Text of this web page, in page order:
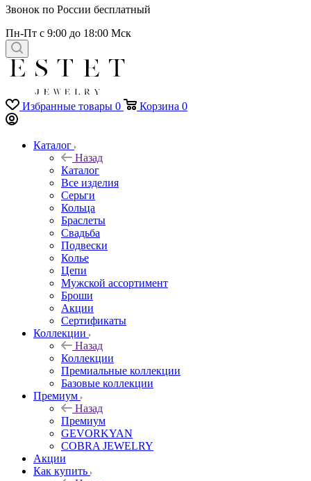
Звонок по России бесплатный
Пн-Пт с 9:00 до 18:00 Мск
Избранные товары 0 Корзина 0
Каталог
Назад
Каталог
Все изделия
Серьги
Кольца
Браслеты
Свадьба
Подвески
Колье
Цепи
Мужской ассортимент
Броши
Акции
Сертификаты
Коллекции
Назад
Коллекции
Премиальные коллекции
Базовые коллекции
Премиум
Назад
Премиум
GEVORKYAN
COBRA JEWELRY
Акции
Как купить